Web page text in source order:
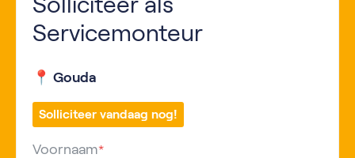
Servicemonteur
📍 Gouda
Solliciteer vandaag nog!
Voornaam*